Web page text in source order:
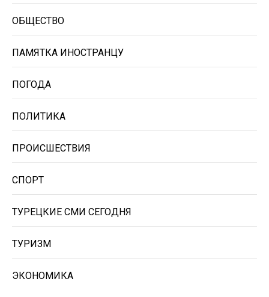
ОБЩЕСТВО
ПАМЯТКА ИНОСТРАНЦУ
ПОГОДА
ПОЛИТИКА
ПРОИСШЕСТВИЯ
СПОРТ
ТУРЕЦКИЕ СМИ СЕГОДНЯ
ТУРИЗМ
ЭКОНОМИКА